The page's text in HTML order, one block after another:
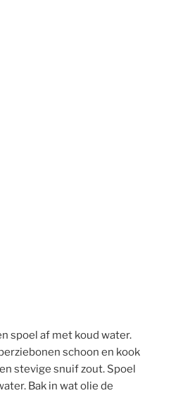
spoel af met koud water.
schoon en kook
stevige snuif zout. Spoel
Bak in wat olie de